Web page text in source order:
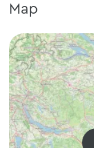
Map